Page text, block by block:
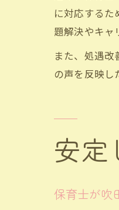
に対応する
題解決やキャ
また、処遇
の声を反映し
安定
保育士が吹